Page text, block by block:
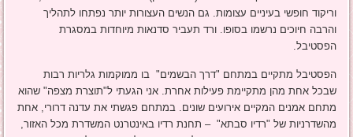
וריקוד חופשי בעיניים עצומות. גם הנשים העצורות יותר נפתחו לתהליך
והרבה חיוכים נרשמו בסופו. ורד תעביר סדנאות מיוחדות במסגרת
הפסטיבל.
הפסטיבל מתקיים במתחם "דרך הבשמים" בו ממוקמות גלריות רבות
שבכל אחת מהן מתקיימת פעילות אחרת. אני הגעתי ל"תוצרת מצפה" שהוא
מתחם אמנים המקיים אירועים שונים. במתחם פגשתי את עדנה דרורי, אחת
מהשדרניות של "רדיו סבתא" – תחנת רדיו באינטרנט המשדרת מכל האזור,